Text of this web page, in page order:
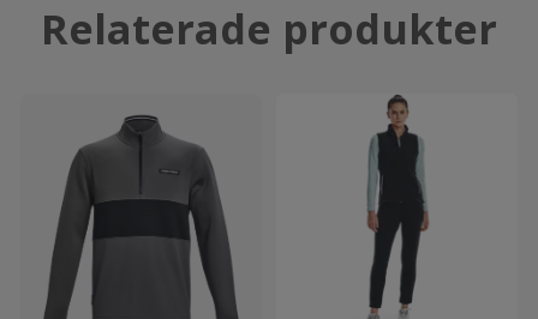
Relaterade produkter